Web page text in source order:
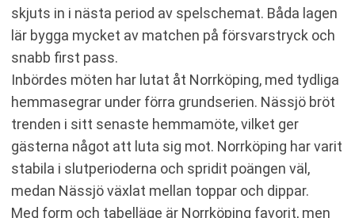
skjuts in i nästa period av spelschemat. Båda lagen
lär bygga mycket av matchen på försvarstryck och
snabb first pass.
Inbördes möten har lutat åt Norrköping, med tydliga
hemmasegrar under förra grundserien. Nässjö bröt
trenden i sitt senaste hemmamöte, vilket ger
gästerna något att luta sig mot. Norrköping har varit
stabila i slutperioderna och spridit poängen väl,
medan Nässjö växlat mellan toppar och dippar.
Med form och tabelläge är Norrköping favorit, men